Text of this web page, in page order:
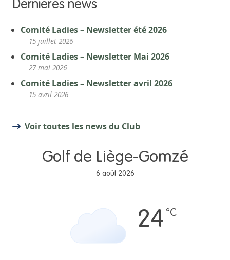
Dernières news
Comité Ladies – Newsletter été 2026
15 juillet 2026
Comité Ladies – Newsletter Mai 2026
27 mai 2026
Comité Ladies – Newsletter avril 2026
15 avril 2026
Voir toutes les news du Club
Golf de Liège-Gomzé
6 août 2026
24 °C